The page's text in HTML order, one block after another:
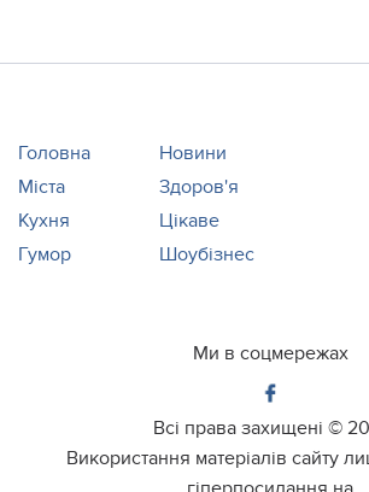
Головна
Новини
Міста
Здоров'я
Кухня
Цікаве
Гумор
Шоубізнес
Ми в соцмережах
Всі права захищені ©
Використання матеріалів сайту